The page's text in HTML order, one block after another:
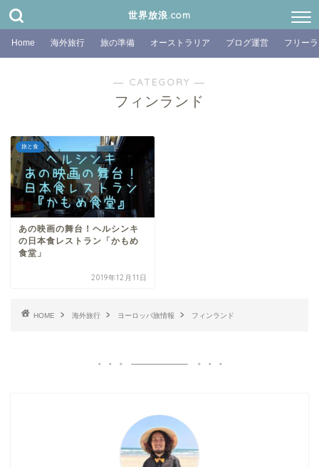
世界放浪.com
Home 海外旅行 旅の準備 オーストラリア ブログ運営 フリー
― CATEGORY ―
フィンランド
旅と食
あの映画の舞台！ヘルシンキ
の日本食レストラン「かもめ
食堂」
2019年12月11日
HOME 海外旅行 ヨーロッパ旅情報 フィンランド